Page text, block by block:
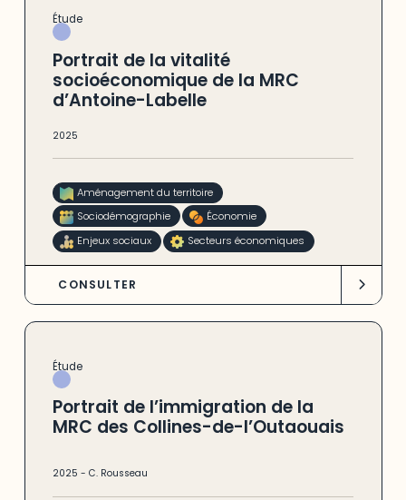
Étude
Portrait de la vitalité
socioéconomique de la MRC
d’Antoine-Labelle
2025
Aménagement du territoire
Sociodémographie
Économie
Enjeux sociaux
Secteurs économiques
CONSULTER
Étude
Portrait de l’immigration de la
MRC des Collines-de-l’Outaouais
2025-C. Rousseau